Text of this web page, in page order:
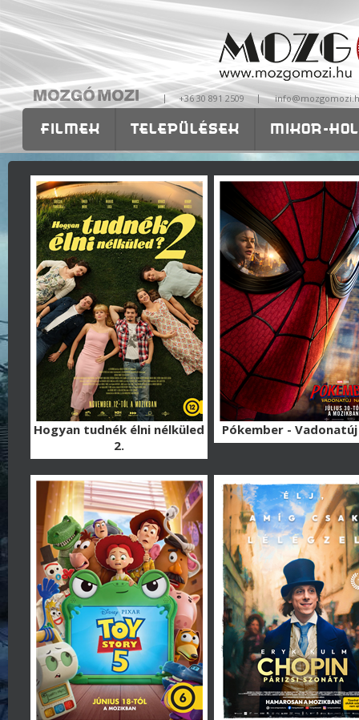
| +36 30 891 2509 |
FILMEK TELEPÜLÉSEK MIKOR-
OKTATÁS RÓLUNK ISKOLÁKNAK-
Hogyan tudnék élni nélküled
2.
Pókember -